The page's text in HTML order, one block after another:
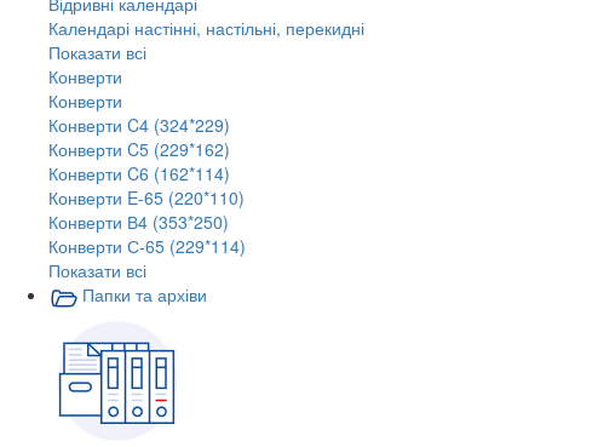
Календарі настінні, настільні, перекидні
Показати всі
Конверти
Конверти
Конверти C4 (324*229)
Конверти C5 (229*162)
Конверти C6 (162*114)
Конверти E-65 (220*110)
Конверти В4 (353*250)
Конверти С-65 (229*114)
Показати всі
Папки та архіви